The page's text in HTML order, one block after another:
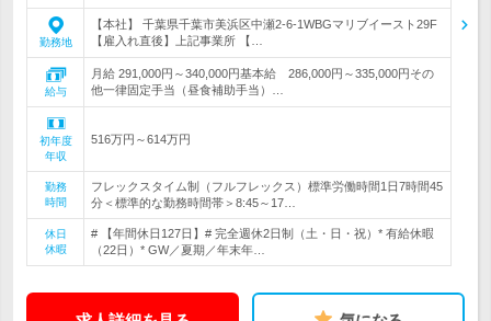
勤務地
【本社】 千葉県千葉市美浜区中瀬2-6-1WBGマリブイースト29F
【雇入れ直後】上記事業所 【…
給与
月給 291,000円～340,000円基本給 286,000円～335,000円その
他一律固定手当（昼食補助手当）…
初年度
年収
516万円～614万円
勤務
時間
フレックスタイム制（フルフレックス）標準労働時間1日7時間45
分＜標準的な勤務時間帯＞8:45～17…
休日
休暇
# 【年間休日127日】# 完全週休2日制（土・日・祝）* 有給休暇
（22日）* GW／夏期／年末年…